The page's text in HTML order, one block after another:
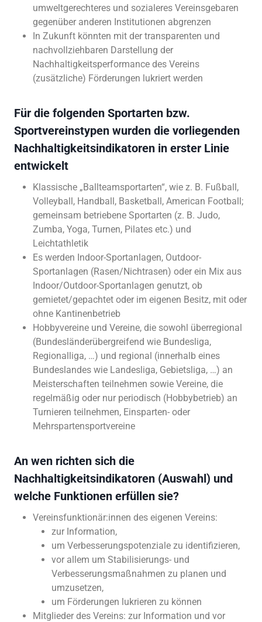
umweltgerechteres und sozialeres Vereinsgebaren
gegenüber anderen Institutionen abgrenzen
In Zukunft könnten mit der transparenten und
nachvollziehbaren Darstellung der
Nachhaltigkeitsperformance des Vereins
(zusätzliche) Förderungen lukriert werden
Für die folgenden Sportarten bzw.
Sportvereinstypen wurden die vorliegenden
Nachhaltigkeitsindikatoren in erster Linie
entwickelt
Klassische „Ballteamsportarten“, wie z. B. Fußball,
Volleyball, Handball, Basketball, American Football;
gemeinsam betriebene Sportarten (z. B. Judo,
Zumba, Yoga, Turnen, Pilates etc.) und
Leichtathletik
Es werden Indoor-Sportanlagen, Outdoor-
Sportanlagen (Rasen/Nichtrasen) oder ein Mix aus
Indoor/Outdoor-Sportanlagen genutzt, ob
gemietet/gepachtet oder im eigenen Besitz, mit oder
ohne Kantinenbetrieb
Hobbyvereine und Vereine, die sowohl überregional
(Bundesländerübergreifend wie Bundesliga,
Regionalliga, …) und regional (innerhalb eines
Bundeslandes wie Landesliga, Gebietsliga, …) an
Meisterschaften teilnehmen sowie Vereine, die
regelmäßig oder nur periodisch (Hobbybetrieb) an
Turnieren teilnehmen, Einsparten- oder
Mehrspartensportvereine
An wen richten sich die
Nachhaltigkeitsindikatoren (Auswahl) und
welche Funktionen erfüllen sie?
Vereinsfunktionär:innen des eigenen Vereins:
zur Information,
um Verbesserungspotenziale zu identifizieren,
vor allem um Stabilisierungs- und
Verbesserungsmaßnahmen zu planen und
umzusetzen,
um Förderungen lukrieren zu können
Mitglieder des Vereins: zur Information und vor